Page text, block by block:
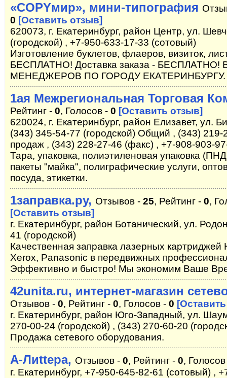
«COPYмир», мини-типография
0 [Оставить отзыв]
620073, г. Екатеринбург, район Центр, ул.
(городской) , +7-950-633-17-33 (сотовый)
Изготовление буклетов, флаеров, визиток,
БЕСПЛАТНО! Доставка заказа -
МЕНЕДЖЕРОВ ПО ГОРОДУ ЕКАТЕРИНБУРГУ.
1ая Межрегиональная Торговая
Рейтинг - 0, Голосов - 0 [Оставить отзыв]
620024, г. Екатеринбург, район Елизавет, ул.
(343) 345-54-77 (городской) Общий , (343) 219-
продаж , (343) 228-27-46 (факс) , +7-908-903-
Тара, упаковка, полиэтиленовая упаковка
пакеты "майка", полиграфические услуги,
посуда, этикетки.
1заправка.ру, Отзывов - 25, Рейтинг - 0,
[Оставить отзыв]
г. Екатеринбург, район Ботанический, ул.
41 (городской)
Качественная заправка лазерных картриджей
Xerox, Panasonic в передвижных
Эффективно и быстро! Мы экономим Ваше
42unita.ru, интернет-магазин
Отзывов - 0, Рейтинг - 0, Голосов - 0
г. Екатеринбург, район Юго-Западный, ул.
270-00-24 (городской) , (343) 270-60-20
Продажа сетевого оборудования.
A-Лиttера, Отзывов - 0, Рейтинг - 0,
г. Екатеринбург, +7-950-645-82-61 (сотовый) ,